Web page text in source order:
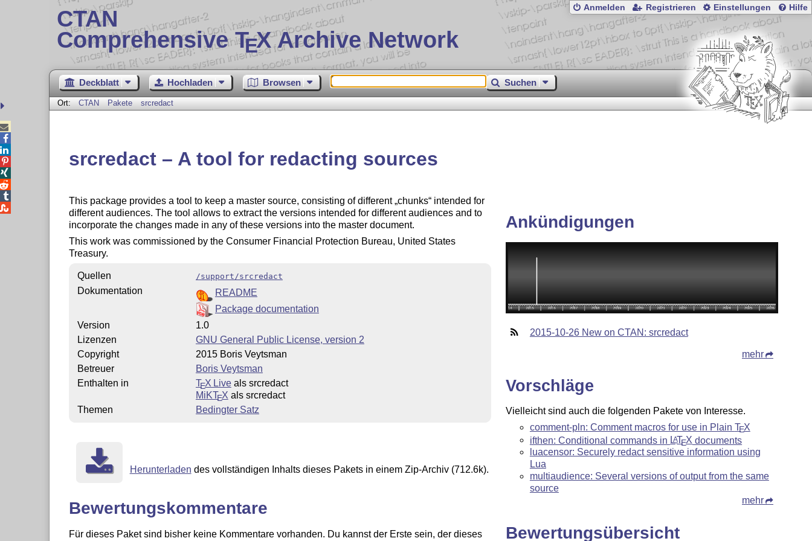
CTAN
Comprehensive TEX Archive Network
Anmelden Registrieren Einstellungen Hilfe
Deckblatt Hochladen Browsen Suchen
Ort: CTAN Pakete srcredact
srcredact – A tool for redacting sources
This package provides a tool to keep a master source, consisting of different chunks intended for
different audiences. The tool allows to extract the versions intended for different audiences and to
incorporate the changes made in any of these versions into the master document.
This work was commissioned by the Consumer Financial Protection Bureau, United States
Treasury.
Quellen /support/srcredact
Dokumentation
README
Package documentation
Version
1.0
Lizenzen
GNU General Public License, version 2
Copyright
2015 Boris Veytsman
Betreuer
Boris Veytsman
Enthalten in
TEX Liveals srcredact
MiKTEX als srcredact
Themen
Bedingter Satz
Herunterladen des vollständigen Inhalts dieses Pakets in einem Zip-Archiv (712.6k).
Bewertungskommentare
Für dieses Paket sind bisher keine Kommentare vorhanden. Du kannst der Erste sein, der dieses
Ankündigungen
2015-10-26 New on CTAN: srcredact
mehr
Vorschläge
Vielleicht sind auch die folgenden Pakete von Interesse.
comment-pln: Comment macros for use in Plain TEX
ifthen: Conditional commands in LATEX documents
luacensor: Securely redact sensitive information using
Lua
multiaudience: Several versions of output from the same
source
mehr
Bewertungsübersicht




